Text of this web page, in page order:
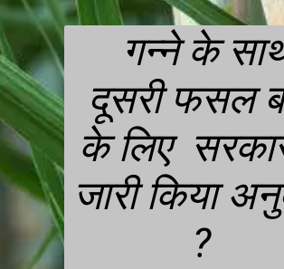
गन्ने के
दूसरी फसल
के लिए
जारी किया
?